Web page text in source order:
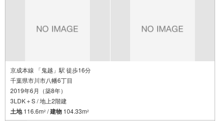
京成本線 「鬼越」駅 徒歩16分
千葉県市川市八幡6丁目
2019年6月（築8年）
3LDK＋S / 地上2階建
土地116.6m2 /建物 104.33m2